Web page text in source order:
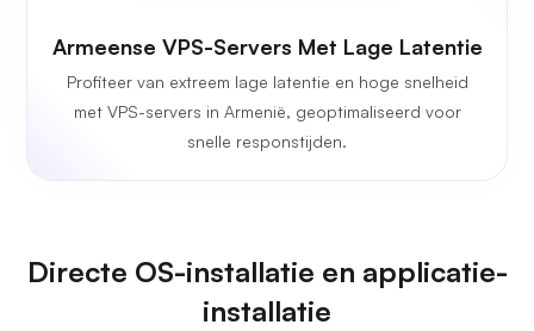
Armeense VPS-Servers Met Lage Latentie
Profiteer van extreem lage latentie en hoge snelheid
met VPS-servers in Armenië, geoptimaliseerd voor
snelle responstijden.
Directe OS-installatie en applicatie-
installatie